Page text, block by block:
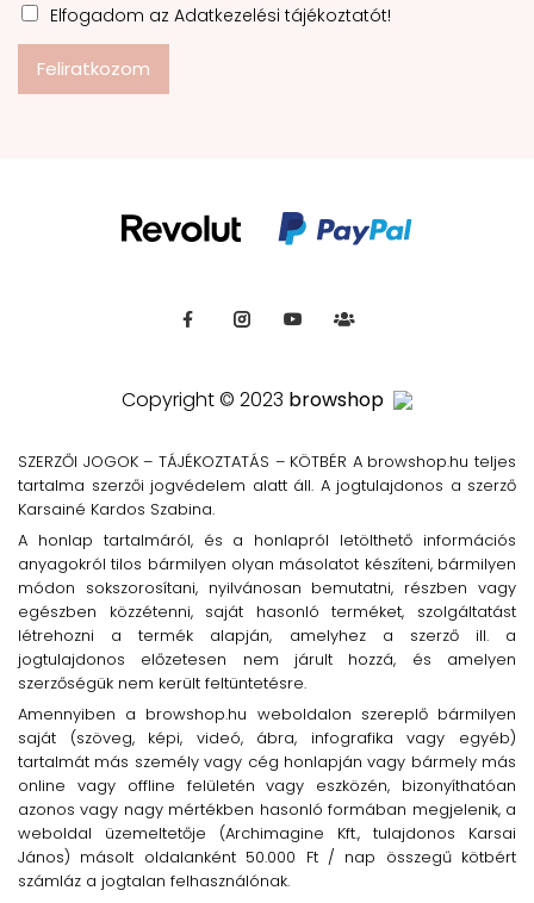
Elfogadom az Adatkezelési tájékoztatót!
Feliratkozom
Copyright © 2023 browshop
SZERZŐI JOGOK – TÁJÉKOZTATÁS – KÖTBÉR A browshop.hu teljes
tartalma szerzői jogvédelem alatt áll. A jogtulajdonos a szerző
Karsainé Kardos Szabina.
A honlap tartalmáról, és a honlapról letölthető információs
anyagokról tilos bármilyen olyan másolatot készíteni, bármilyen
módon sokszorosítani, nyilvánosan bemutatni, részben vagy
egészben közzétenni, saját hasonló terméket, szolgáltatást
létrehozni a termék alapján, amelyhez a szerző ill. a
jogtulajdonos előzetesen nem járult hozzá, és amelyen
szerzőségük nem került feltüntetésre.
Amennyiben a browshop.hu weboldalon szereplő bármilyen
saját (szöveg, képi, videó, ábra, infografika vagy egyéb)
tartalmát más személy vagy cég honlapján vagy bármely más
online vagy offline felületén vagy eszközén, bizonyíthatóan
azonos vagy nagy mértékben hasonló formában megjelenik, a
weboldal üzemeltetője (Archimagine Kft., tulajdonos Karsai
János) másolt oldalanként 50.000 Ft / nap összegű kötbért
számláz a jogtalan felhasználónak.